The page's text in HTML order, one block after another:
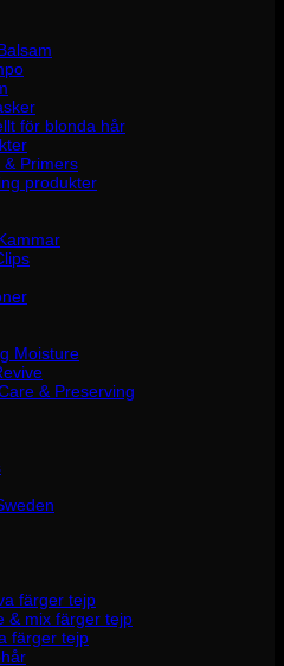
för blonda hår
& Primers
produkter
Moisture
& Preserving
färger tejp
& mix färger tejp
färger tejp